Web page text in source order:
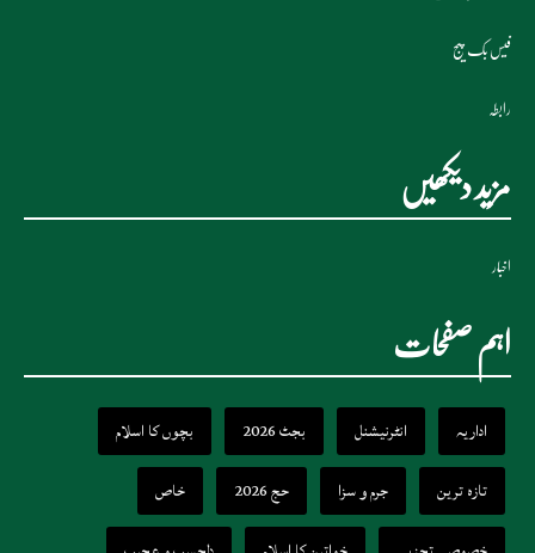
فیس بک پیج
رابطہ
مزید دیکھیں
اخبار
اہم صفحات
اداریہ انٹرنیشنل بجٹ 2026
بچوں کا اسلام
تازہ ترین
جرم و سزا حج 2026
خاص